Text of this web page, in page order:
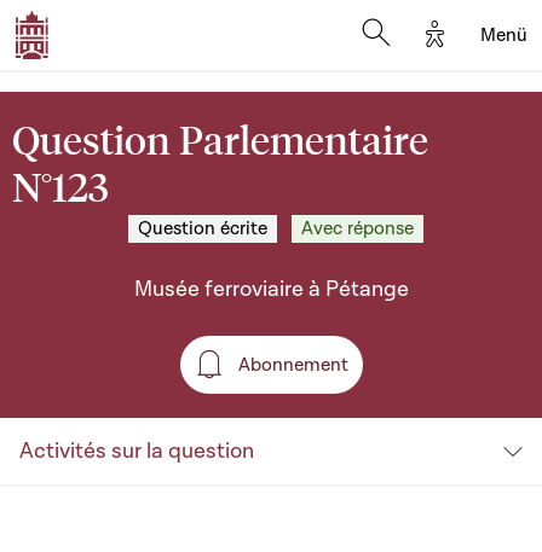
Options
Menü
Question Parlementaire
N°123
Question écrite Avec réponse
Musée ferroviaire à Pétange
Abonnement
Abonnement
Activités sur la question